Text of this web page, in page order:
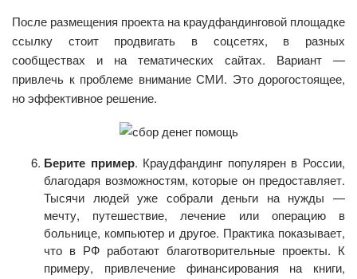
После размещения проекта на краудфандинговой площадке
ссылку стоит продвигать в соцсетях, в разных
сообществах и на тематических сайтах. Вариант —
привлечь к проблеме внимание СМИ. Это дорогостоящее,
но эффективное решение.
Берите пример. Краудфандинг популярен в России,
благодаря возможностям, которые он предоставляет.
Тысячи людей уже собрали деньги на нужды —
мечту, путешествие, лечение или операцию в
больнице, компьютер и другое. Практика показывает,
что в РФ работают благотворительные проекты. К
примеру, привлечение финансирования на книги,